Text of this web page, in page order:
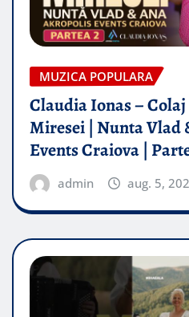
MUZICA POPULARA
Claudia Ionas –
Miresei | Nunta Vlad
Events Craiova |
admin aug. 5,